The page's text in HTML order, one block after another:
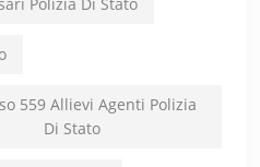
559 Allievi Agenti Polizia
Di Stato